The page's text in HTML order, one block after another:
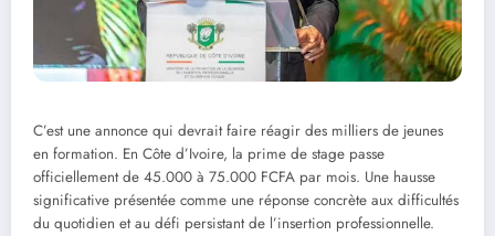
C’est une annonce qui devrait faire réagir des milliers de jeunes
en formation. En Côte d’Ivoire, la prime de stage passe
officiellement de 45.000 à 75.000 FCFA par mois. Une hausse
significative présentée comme une réponse concrète aux difficultés
du quotidien et au défi persistant de l’insertion professionnelle.